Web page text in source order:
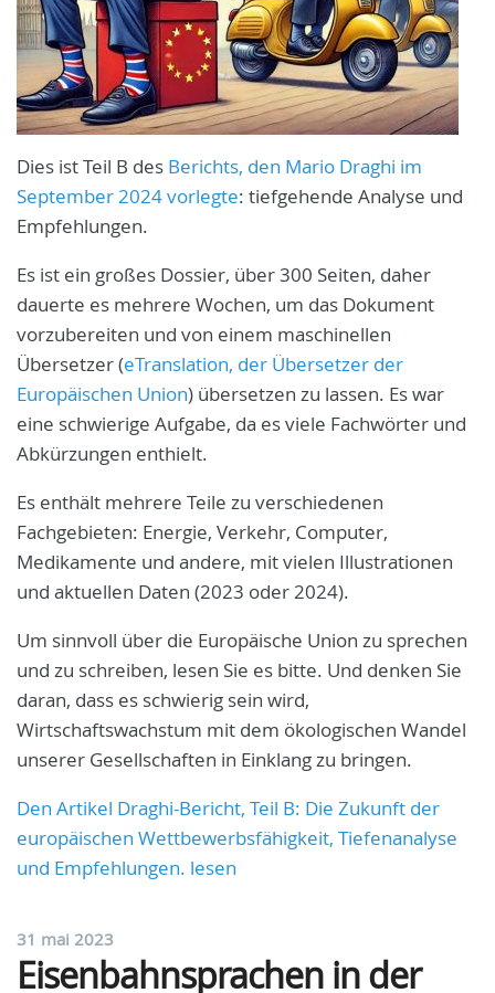
Dies ist Teil B des Berichts, den Mario Draghi im
September 2024 vorlegte: tiefgehende Analyse und
Empfehlungen.
Es ist ein großes Dossier, über 300 Seiten, daher
dauerte es mehrere Wochen, um das Dokument
vorzubereiten und von einem maschinellen
Übersetzer (eTranslation, der Übersetzer der
Europäischen Union) übersetzen zu lassen. Es war
eine schwierige Aufgabe, da es viele Fachwörter und
Abkürzungen enthielt.
Es enthält mehrere Teile zu verschiedenen
Fachgebieten: Energie, Verkehr, Computer,
Medikamente und andere, mit vielen Illustrationen
und aktuellen Daten (2023 oder 2024).
Um sinnvoll über die Europäische Union zu sprechen
und zu schreiben, lesen Sie es bitte. Und denken Sie
daran, dass es schwierig sein wird,
Wirtschaftswachstum mit dem ökologischen Wandel
unserer Gesellschaften in Einklang zu bringen.
Den Artikel Draghi-Bericht, Teil B: Die Zukunft der
europäischen Wettbewerbsfähigkeit, Tiefenanalyse
und Empfehlungen. lesen
31 mai 2023
Eisenbahnsprachen in der